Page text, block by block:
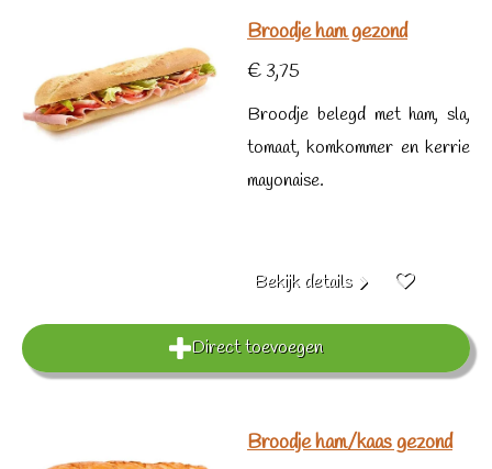
Broodje ham gezond
€ 3,75
Broodje belegd met ham, sla,
tomaat, komkommer en kerrie
mayonaise.
Bekijk details
Direct toevoegen
Broodje ham/kaas gezond